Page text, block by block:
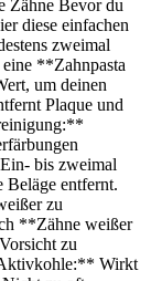
Zähne Bevor du
diese einfachen
zweimal
**Zahnpasta
um deinen
Plaque und
bis zweimal
entfernt.
zu
**Zähne weißer
zu
Wirkt